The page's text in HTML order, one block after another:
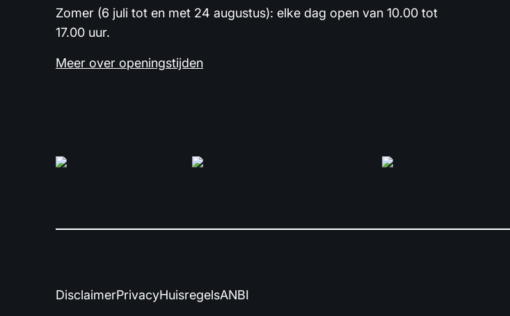
Zomer (6 juli tot en met 24 augustus): elke dag open van 10.00 tot
17.00 uur.
Meer over openingstijden
DisclaimerPrivacyHuisregelsANBI